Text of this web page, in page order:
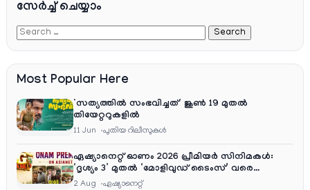
സേര്‍ച്ച്‌ ചെയ്യാം
Most Popular Here
‘സത്യത്തിൽ സംഭവിച്ചത്’ ജൂൺ 19 മുതൽ
തിയേറ്ററുകളിൽ
11 Jun പുതിയ റിലീസുകള്‍
ഏഷ്യാനെറ്റ് ഓണം 2026 പ്രീമിയർ സിനിമകൾ:
‘ദൃശ്യം 3’ മുതൽ ‘മോളിവുഡ് ടൈംസ്’ വരെ
ആഘോഷ വിരുന്ന്
2 Aug ഏഷ്യാനെറ്റ്‌